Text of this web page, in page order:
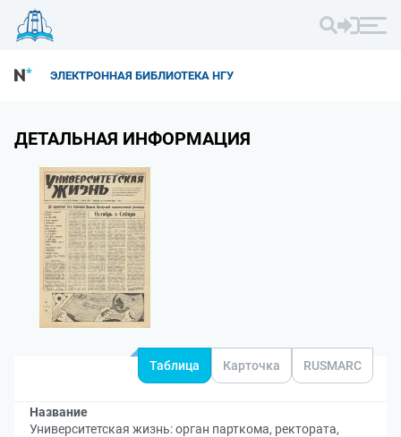
ЭЛЕКТРОННАЯ БИБЛИОТЕКА НГУ
ДЕТАЛЬНАЯ ИНФОРМАЦИЯ
Таблица Карточка RUSMARC
Название
Университетская жизнь: орган парткома, ректората,